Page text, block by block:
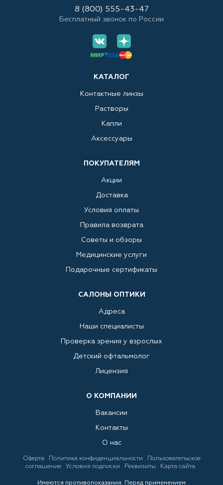
КАТАЛОГ
Контактные линзы
Растворы
Капли
Аксессуары
ПОКУПАТЕЛЯМ
Акции
Доставка
Условия оплаты
Правила возврата
Советы и обзоры
Медицинские услуги
Подарочные сертификаты
САЛОНЫ ОПТИКИ
Адреса
Наши специалисты
Проверка зрения у взрослых
Детский офтальмолог
Лицензия
О КОМПАНИИ
Вакансии
Контакты
О нас
8 (800) 555-43-47
Бесплатный звонок по России
Оферта Политика конфиденциальности
Пользовательское
соглашение
Условия подписки Реквизиты Карта сайта
Имеются противопоказания. Перед применением